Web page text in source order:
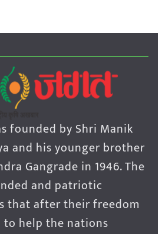
founded by Shri Manik
and his younger brother
Gangrade in 1946. The
and patriotic
that after their freedom
help the nations